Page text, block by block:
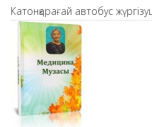
Катонқарағай автобус